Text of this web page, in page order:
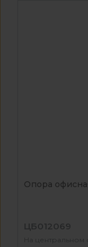
Опора
ЦБ012069
На центральном